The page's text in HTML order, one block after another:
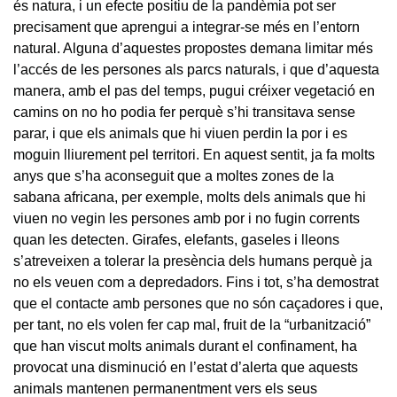
és natura, i un efecte positiu de la pandèmia pot ser
precisament que aprengui a integrar-se més en l’entorn
natural. Alguna d’aquestes propostes demana limitar més
l’accés de les persones als parcs naturals, i que d’aquesta
manera, amb el pas del temps, pugui créixer vegetació en
camins on no ho podia fer perquè s’hi transitava sense
parar, i que els animals que hi viuen perdin la por i es
moguin lliurement pel territori. En aquest sentit, ja fa molts
anys que s’ha aconseguit que a moltes zones de la
sabana africana, per exemple, molts dels animals que hi
viuen no vegin les persones amb por i no fugin corrents
quan les detecten. Girafes, elefants, gaseles i lleons
s’atreveixen a tolerar la presència dels humans perquè ja
no els veuen com a depredadors. Fins i tot, s’ha demostrat
que el contacte amb persones que no són caçadores i que,
per tant, no els volen fer cap mal, fruit de la “urbanització”
que han viscut molts animals durant el confinament, ha
provocat una disminució en l’estat d’alerta que aquests
animals mantenen permanentment vers els seus